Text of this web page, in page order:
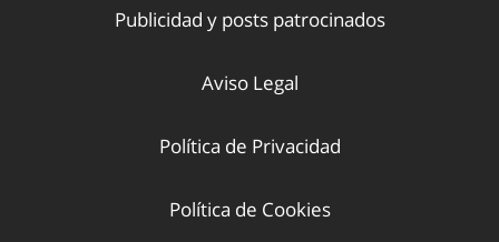
Publicidad y posts patrocinados
Aviso Legal
Política de Privacidad
Política de Cookies